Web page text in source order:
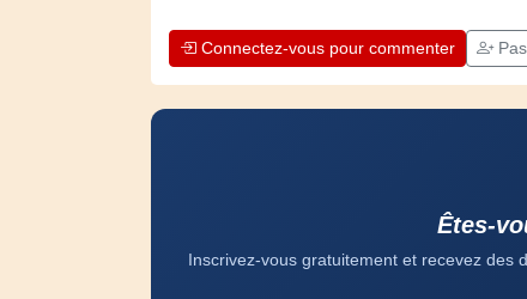
Connectez-vous pour commenter
Êtes-
Inscrivez-vous gratuitement et recevez des